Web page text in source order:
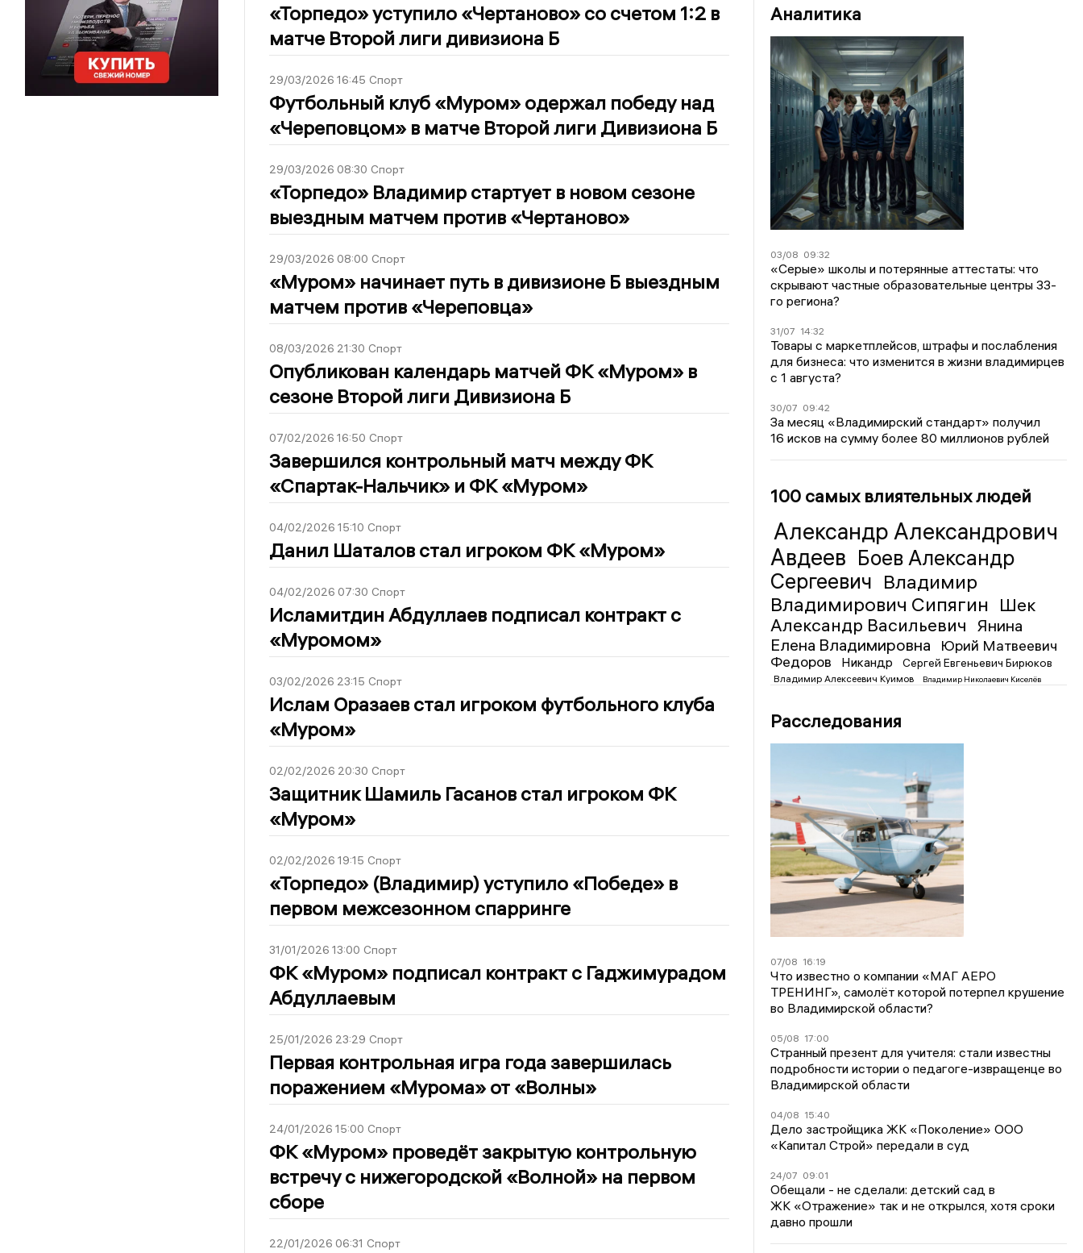
«Торпедо» уступило «Чертаново» со счетом 1:2 в
матче Второй лиги дивизиона Б
29/03/2026 16:45 Спорт
Футбольный клуб «Муром» одержал победу над
«Череповцом» в матче Второй лиги Дивизиона Б
29/03/2026 08:30 Спорт
«Торпедо» Владимир стартует в новом сезоне
выездным матчем против «Чертаново»
29/03/2026 08:00 Спорт
«Муром» начинает путь в дивизионе Б выездным
матчем против «Череповца»
08/03/2026 21:30 Спорт
Опубликован календарь матчей ФК «Муром» в
сезоне Второй лиги Дивизиона Б
07/02/2026 16:50 Спорт
Завершился контрольный матч между ФК
«Спартак-Нальчик» и ФК «Муром»
04/02/2026 15:10 Спорт
Данил Шаталов стал игроком ФК «Муром»
04/02/2026 07:30 Спорт
Исламитдин Абдуллаев подписал контракт с
«Муромом»
03/02/2026 23:15 Спорт
Ислам Оразаев стал игроком футбольного клуба
«Муром»
02/02/2026 20:30 Спорт
Защитник Шамиль Гасанов стал игроком ФК
«Муром»
02/02/2026 19:15 Спорт
«Торпедо» (Владимир) уступило «Победе» в
первом межсезонном спарринге
31/01/2026 13:00 Спорт
ФК «Муром» подписал контракт с Гаджимурадом
Абдуллаевым
25/01/2026 23:29 Спорт
Первая контрольная игра года завершилась
поражением «Мурома» от «Волны»
24/01/2026 15:00 Спорт
ФК «Муром» проведёт закрытую контрольную
встречу с нижегородской «Волной» на первом
сборе
22/01/2026 06:31 Спорт
Аналитика
03/08 09:32
«Серые» школы и потерянные аттестаты: что
скрывают частные образовательные центры 33-
го региона?
31/07 14:32
Товары с маркетплейсов, штрафы и послабления
для бизнеса: что изменится в жизни владимирцев
с 1 августа?
30/07 09:42
За месяц «Владимирский стандарт» получил
16 исков на сумму более 80 миллионов рублей
100 самых влиятельных людей
Александр Александрович
Авдеев Боев Александр
Сергеевич Владимир
Владимирович Сипягин Шек
Александр Васильевич
Янина
Елена Владимировна
Юрий Матвеевич
Федоров
Никандр Сергей Евгеньевич Бирюков
Владимир Алексеевич Куимов Владимир Николаевич Киселёв
Расследования
07/08 16:19
Что известно о компании «МАГ АЕРО
ТРЕНИНГ», самолёт которой потерпел крушение
во Владимирской области?
05/08 17:00
Странный презент для учителя: стали известны
подробности истории о педагоге-извращенце во
Владимирской области
04/08 15:40
Дело застройщика ЖК «Поколение» ООО
«Капитал Строй» передали в суд
24/07 09:01
Обещали - не сделали: детский сад в
ЖК «Отражение» так и не открылся, хотя сроки
давно прошли